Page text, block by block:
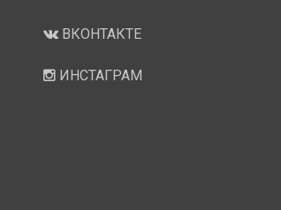
ВКОНТАКТЕ
ИНСТАГРАМ